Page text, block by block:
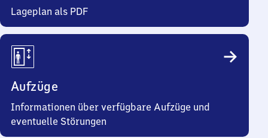
Lageplan als PDF
Aufzüge
Informationen über verfügbare Aufzüge und
eventuelle Störungen